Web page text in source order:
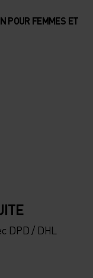
POUR FEMMES ET
DPD / DHL